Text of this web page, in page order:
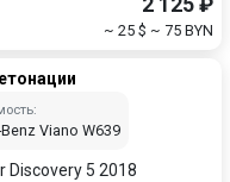
2 125 ₽
~ 25 $ ~ 75 BYN
Viano W639
Discovery 5 2018